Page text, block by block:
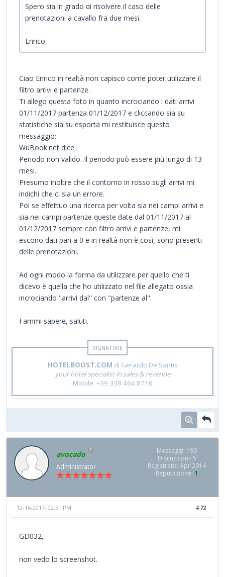
Spero sia in grado di risolvere il caso delle
prenotazioni a cavallo fra due mesi.
Enrico
Ciao Enrico in realtà non capisco come poter utilizzare il
filtro arrivi e partenze.
Ti allego questa foto in quanto incrociando i dati arrivi
01/11/2017 partenza 01/12/2017 e cliccando sia su
statistiche sia su esporta mi restituisce questo
messaggio:
WuBook.net dice
Periodo non valido. Il periodo può essere più lungo di 13
mesi.
Presumo inoltre che il contorno in rosso sugli arrivi mi
indichi che ci sia un errore.
Poi se effettuo una ricerca per volta sia nei campi arrivi e
sia nei campi partenze queste date dal 01/11/2017 al
01/12/2017 sempre con filtro arrivi e partenze, mi
escono dati pari a 0 e in realtà non è così, sono presenti
delle prenotazioni.
Ad ogni modo la forma da utilizzare per quello che ti
dicevo è quella che ho utilizzato nel file allegato ossia
incrociando "arrivi dal" con "partenze al".
Fammi sapere, saluti.
HOTELBOOST.COM di Gerardo De Santis
your hotel specialist in sales & revenue
Mobile: +39 338 464 8716
avocado
Administrator
Messaggi: 190
Discussioni: 5
Registrato: Apr 2014
Reputazione: 1
#72
12-16-2017, 02:51 PM
GD032,
non vedo lo screenshot.